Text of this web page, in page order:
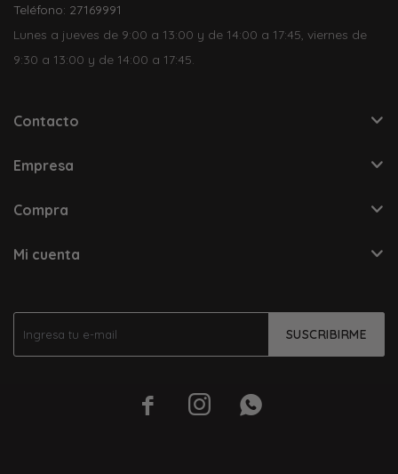
SUSCRIBIRME
  
Teléfono: 27169991
Lunes a jueves de 9:00 a 13:00 y de 14:00 a 17:45, viernes de
9:30 a 13:00 y de 14:00 a 17:45.
Contacto
Empresa
Compra
Mi cuenta